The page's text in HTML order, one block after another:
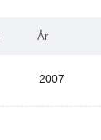
År
2007